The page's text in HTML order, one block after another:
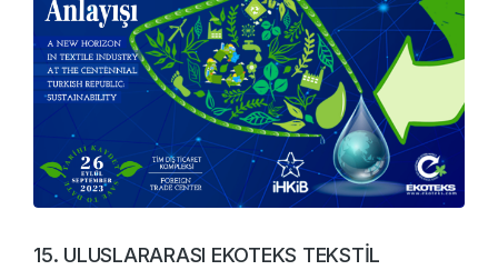
15. ULUSLARARASI EKOTEKS TEKSTİL